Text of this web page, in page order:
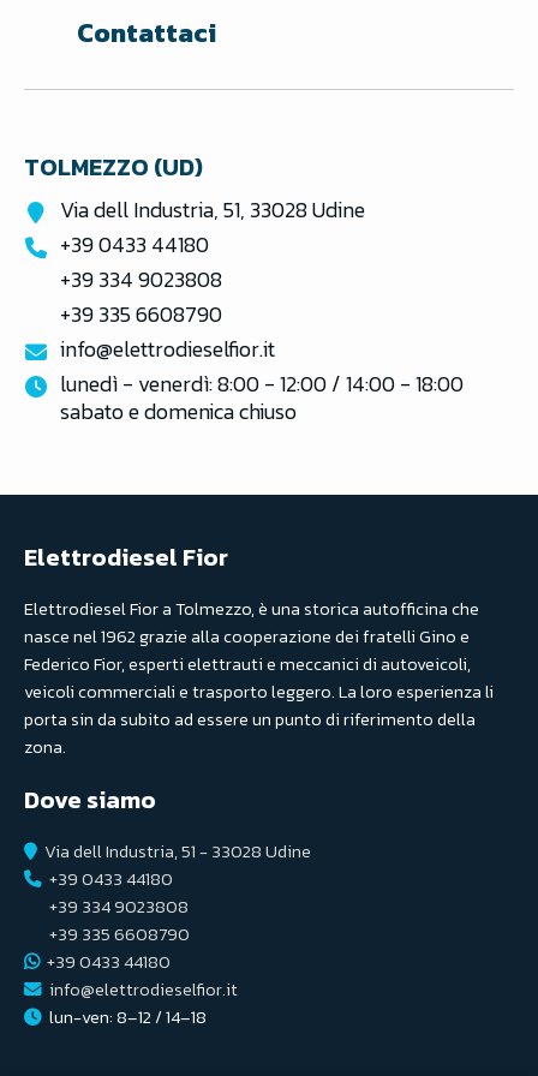
Contattaci
TOLMEZZO (UD)
Via dell Industria, 51, 33028 Udine
+39 0433 44180
+39 334 9023808
+39 335 6608790
info@elettrodieselfior.it
lunedì - venerdì: 8:00 - 12:00 / 14:00 - 18:00
sabato e domenica chiuso
Elettrodiesel Fior
Elettrodiesel Fior a Tolmezzo, è una storica autofficina che
nasce nel 1962 grazie alla cooperazione dei fratelli Gino e
Federico Fior, esperti elettrauti e meccanici di autoveicoli,
veicoli commerciali e trasporto leggero. La loro esperienza li
porta sin da subito ad essere un punto di riferimento della
zona.
Dove siamo
Via dell Industria, 51 - 33028 Udine
+39 0433 44180
+39 334 9023808
+39 335 6608790
+39 0433 44180
info@elettrodieselfior.it
lun-ven: 8–12 / 14–18